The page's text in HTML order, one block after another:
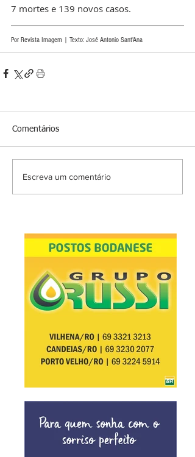
7 mortes e 139 novos casos.
Por Revista Imagem | Texto: José Antonio Sant'Ana
Comentários
Escreva um comentário